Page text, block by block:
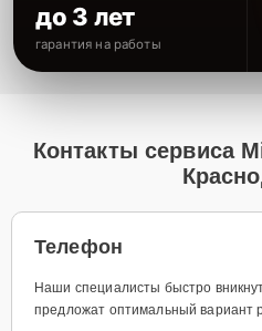
до 3 лет
гарантия на работы
Контакты сервиса
Телефон
Наши специалисты быстро
предложат оптимальный вариант